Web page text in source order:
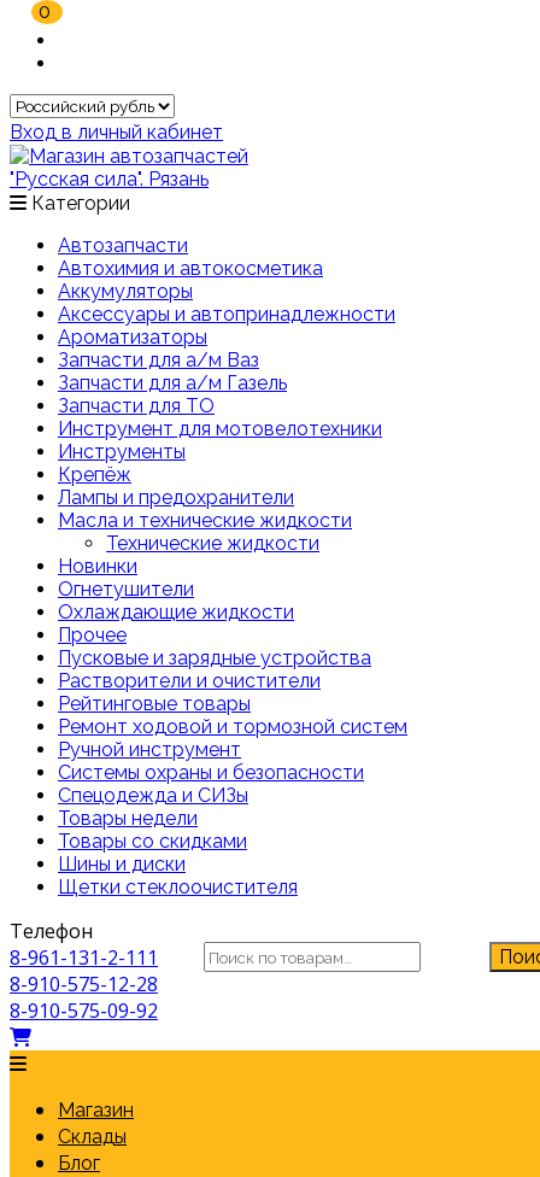
Вход в личный кабинет
Категории
Автозапчасти
Автохимия и автокосметика
Аккумуляторы
Аксессуары и автопринадлежности
Ароматизаторы
Запчасти для а/м Ваз
Запчасти для а/м Газель
Запчасти для ТО
Инструмент для мотовелотехники
Инструменты
Крепёж
Лампы и предохранители
Масла и технические жидкости
Технические жидкости
Новинки
Огнетушители
Охлаждающие жидкости
Прочее
Пусковые и зарядные устройства
Растворители и очистители
Рейтинговые товары
Ремонт ходовой и тормозной систем
Ручной инструмент
Системы охраны и безопасности
Спецодежда и СИЗы
Товары недели
Товары со скидками
Шины и диски
Щетки стеклоочистителя
Искать:
Телефон
8-961-131-2-111
8-910-575-12-28
8-910-575-09-92
0
Магазин
Склады
Блог